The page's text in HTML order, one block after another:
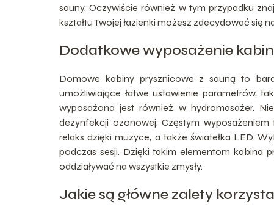
sauny. Oczywiście również w tym przypadku
kształtu Twojej łazienki możesz zdecydować się
Dodatkowe wyposażenie
Domowe kabiny prysznicowe z sauną to
umożliwiające łatwe ustawienie parametrów,
wyposażona jest również w hydromasażer.
dezynfekcji ozonowej. Częstym
relaks dzięki muzyce, a także światełka LED.
podczas sesji. Dzięki takim elementom kabina
oddziaływać na wszystkie zmysły.
Jakie są główne zalety